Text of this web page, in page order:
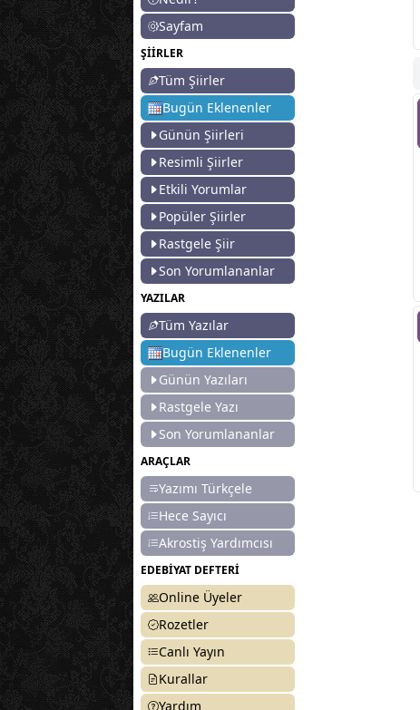
Sayfam
ŞİİRLER
Tüm Şiirler
Bugün Eklenenler
Günün Şiirleri
Resimli Şiirler
Etkili Yorumlar
Popüler Şiirler
Rastgele Şiir
Son Yorumlananlar
YAZILAR
Tüm Yazılar
Bugün Eklenenler
Günün Yazıları
Rastgele Yazı
Son Yorumlananlar
ARAÇLAR
Yazımı Türkçele
Hece Sayıcı
Akrostiş Yardımcısı
EDEBİYAT DEFTERİ
Online Üyeler
Rozetler
Canlı Yayın
Kurallar
Yardım